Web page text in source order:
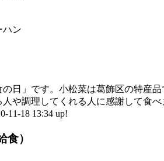
ハン
日」です。小松菜は葛飾区の特産
や調理してくれる人に感謝して食べ
11-18 13:34 up!
食）